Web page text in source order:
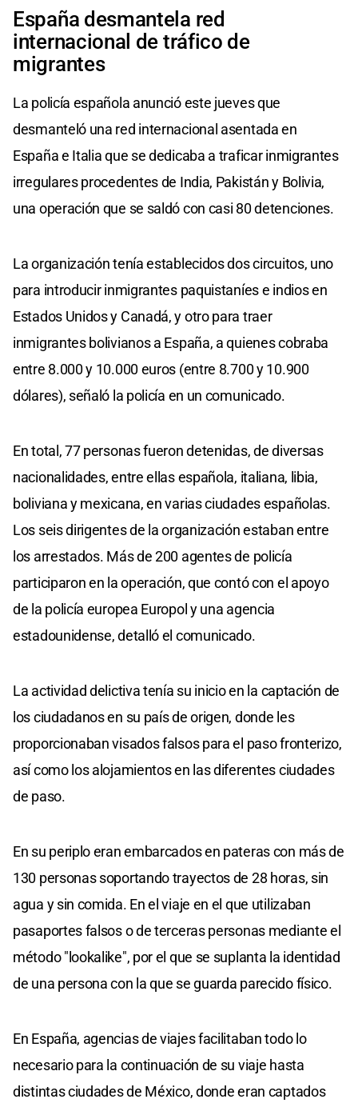
España desmantela red
internacional de tráfico de
migrantes
La policía española anunció este jueves que
desmanteló una red internacional asentada en
España e Italia que se dedicaba a traficar inmigrantes
irregulares procedentes de India, Pakistán y Bolivia,
una operación que se saldó con casi 80 detenciones.
La organización tenía establecidos dos circuitos, uno
para introducir inmigrantes paquistaníes e indios en
Estados Unidos y Canadá, y otro para traer
inmigrantes bolivianos a España, a quienes cobraba
entre 8.000 y 10.000 euros (entre 8.700 y 10.900
dólares), señaló la policía en un comunicado.
En total, 77 personas fueron detenidas, de diversas
nacionalidades, entre ellas española, italiana, libia,
boliviana y mexicana, en varias ciudades españolas.
Los seis dirigentes de la organización estaban entre
los arrestados. Más de 200 agentes de policía
participaron en la operación, que contó con el apoyo
de la policía europea Europol y una agencia
estadounidense, detalló el comunicado.
La actividad delictiva tenía su inicio en la captación de
los ciudadanos en su país de origen, donde les
proporcionaban visados falsos para el paso fronterizo,
así como los alojamientos en las diferentes ciudades
de paso.
En su periplo eran embarcados en pateras con más de
130 personas soportando trayectos de 28 horas, sin
agua y sin comida. En el viaje en el que utilizaban
pasaportes falsos o de terceras personas mediante el
método "lookalike", por el que se suplanta la identidad
de una persona con la que se guarda parecido físico.
En España, agencias de viajes facilitaban todo lo
necesario para la continuación de su viaje hasta
distintas ciudades de México, donde eran captados